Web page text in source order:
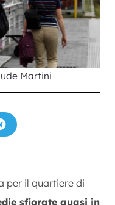
Martini
per il quartiere di
sfiorate quasi in